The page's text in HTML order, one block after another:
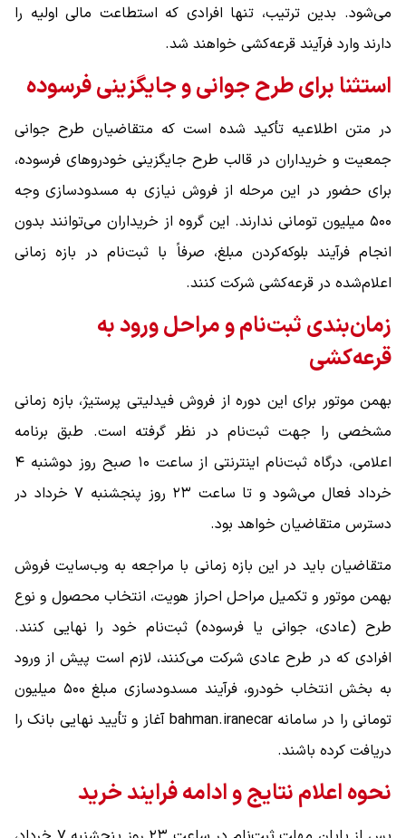
می‌شود. بدین ترتیب، تنها افرادی که استطاعت مالی اولیه را
دارند وارد فرآیند قرعه‌کشی خواهند شد.
استثنا برای طرح جوانی و جایگزینی فرسوده
در متن اطلاعیه تأکید شده است که متقاضیان طرح جوانی
جمعیت و خریداران در قالب طرح جایگزینی خودروهای فرسوده،
برای حضور در این مرحله از فروش نیازی به مسدودسازی وجه
۵۰۰ میلیون تومانی ندارند. این گروه از خریداران می‌توانند بدون
انجام فرآیند بلوکه‌کردن مبلغ، صرفاً با ثبت‌نام در بازه زمانی
اعلام‌شده در قرعه‌کشی شرکت کنند.
زمان‌بندی ثبت‌نام و مراحل ورود به
قرعه‌کشی
بهمن موتور برای این دوره از فروش فیدلیتی پرستیژ، بازه زمانی
مشخصی را جهت ثبت‌نام در نظر گرفته است. طبق برنامه
اعلامی، درگاه ثبت‌نام اینترنتی از ساعت ۱۰ صبح روز دوشنبه ۴
خرداد فعال می‌شود و تا ساعت ۲۳ روز پنجشنبه ۷ خرداد در
دسترس متقاضیان خواهد بود.
متقاضیان باید در این بازه زمانی با مراجعه به وب‌سایت فروش
بهمن موتور و تکمیل مراحل احراز هویت، انتخاب محصول و نوع
طرح (عادی، جوانی یا فرسوده) ثبت‌نام خود را نهایی کنند.
افرادی که در طرح عادی شرکت می‌کنند، لازم است پیش از ورود
به بخش انتخاب خودرو، فرآیند مسدودسازی مبلغ ۵۰۰ میلیون
تومانی را در سامانه bahman.iranecar آغاز و تأیید نهایی بانک را
دریافت کرده باشند.
نحوه اعلام نتایج و ادامه فرایند خرید